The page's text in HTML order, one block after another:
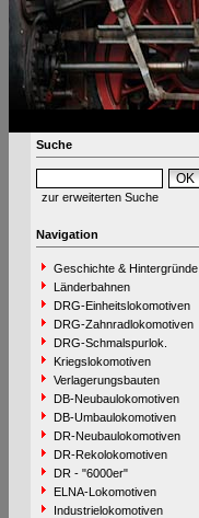
Suche
zur erweiterten Suche
Navigation
Geschichte & Hintergründe
Länderbahnen
DRG-Einheitslokomotiven
DRG-Zahnradlokomotiven
DRG-Schmalspurlok.
Kriegslokomotiven
Verlagerungsbauten
DB-Neubaulokomotiven
DB-Umbaulokomotiven
DR-Neubaulokomotiven
DR-Rekolokomotiven
DR - "6000er"
ELNA-Lokomotiven
Industrielokomotiven